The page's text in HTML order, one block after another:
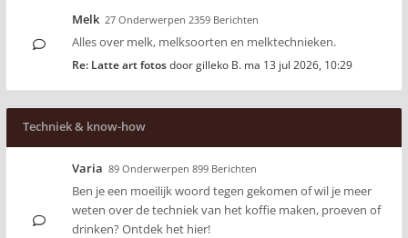
Melk 27 Onderwerpen 2359 Berichten
Alles over melk, melksoorten en melktechnieken.
Re: Latte art fotosdoorgilleko B. ma 13 jul 2026, 10:29
Techniek & know-how
Varia 89 Onderwerpen 899 Berichten
Ben je een moeilijk woord tegen gekomen of wil je meer
weten over de techniek van het koffie maken, proeven of
drinken? Ontdek het hier!